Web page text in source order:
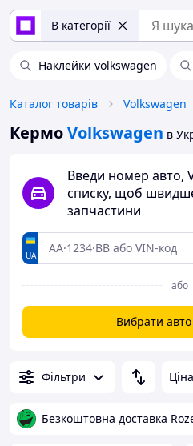
В категорії
Наклейки volkswagen
Каталог товарів Volkswagen
КермоVolkswagen в
Введи номер авто,
списку, щоб
запчастини
UA
або
Вибрати авто
Фільтри Ціна
Безкоштовна доставка